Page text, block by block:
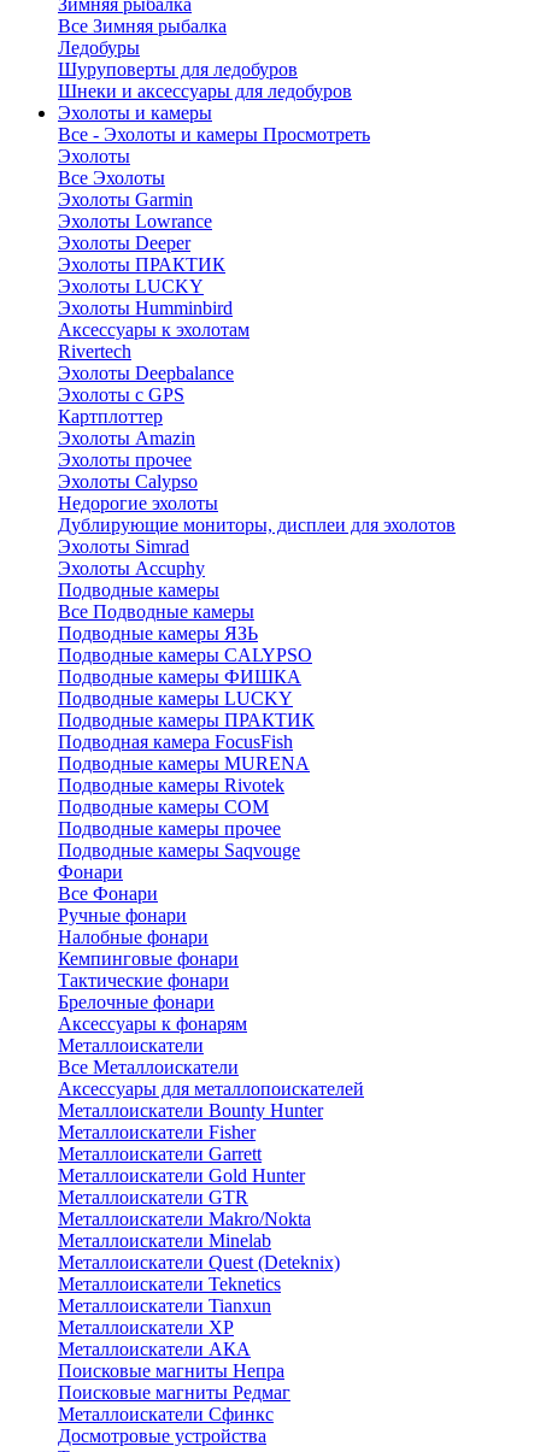
Зимняя рыбалка
Все Зимняя рыбалка
Ледобуры
Шуруповерты для ледобуров
Шнеки и аксессуары для ледобуров
Эхолоты и камеры
Все - Эхолоты и камеры Просмотреть
Эхолоты
Все Эхолоты
Эхолоты Garmin
Эхолоты Lowrance
Эхолоты Deeper
Эхолоты ПРАКТИК
Эхолоты LUCKY
Эхолоты Humminbird
Аксессуары к эхолотам
Rivertech
Эхолоты Deepbalance
Эхолоты с GPS
Картплоттер
Эхолоты Amazin
Эхолоты прочее
Эхолоты Calypso
Недорогие эхолоты
Дублирующие мониторы, дисплеи для эхолотов
Эхолоты Simrad
Эхолоты Accuphy
Подводные камеры
Все Подводные камеры
Подводные камеры ЯЗЬ
Подводные камеры CALYPSO
Подводные камеры ФИШКА
Подводные камеры LUCKY
Подводные камеры ПРАКТИК
Подводная камера FocusFish
Подводные камеры MURENA
Подводные камеры Rivotek
Подводные камеры СОМ
Подводные камеры прочее
Подводные камеры Saqvouge
Фонари
Все Фонари
Ручные фонари
Налобные фонари
Кемпинговые фонари
Тактические фонари
Брелочные фонари
Аксессуары к фонарям
Металлоискатели
Все Металлоискатели
Аксессуары для металлопоискателей
Металлоискатели Bounty Hunter
Металлоискатели Fisher
Металлоискатели Garrett
Металлоискатели Gold Hunter
Металлоискатели GTR
Металлоискатели Makro/Nokta
Металлоискатели Minelab
Металлоискатели Quest (Deteknix)
Металлоискатели Teknetics
Металлоискатели Tianxun
Металлоискатели XP
Металлоискатели АКА
Поисковые магниты Непра
Поисковые магниты Редмаг
Металлоискатели Сфинкс
Досмотровые устройства